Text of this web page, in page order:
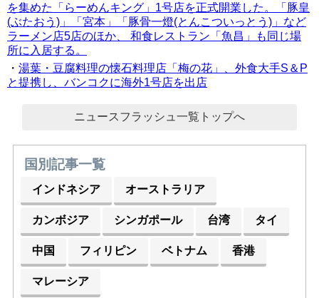
を集めた「らーめんキング」1号店を正式開業した。「豚皇
(ぶたおう)」「宮本」「豚骨一燈(とんこついっとう)」など
ラーメン店5店のほか、 和食レストラン「魚昌」も同じ場
所に入居する。
・ 湯葉・豆腐料理の懐石料理店「梅の花」、外食大手S＆P
と提携し、バンコクに海外1号店を出店
ニュースフラッシュ一覧トップへ
国別記事一覧
インドネシア オーストラリア
カンボジア シンガポール 台湾 タイ
中国 フィリピン ベトナム 香港
マレーシア